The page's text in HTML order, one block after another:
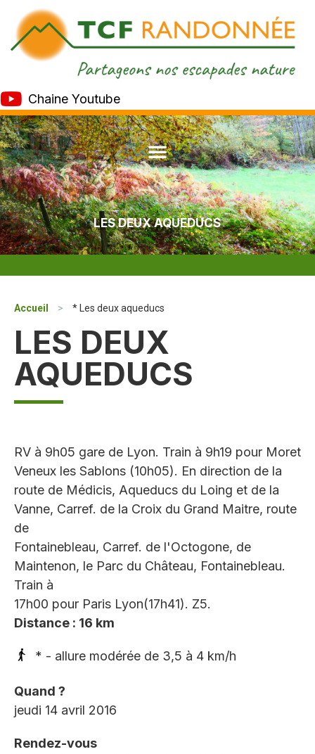
Chaine Youtube
LES DEUX AQUEDUCS
Accueil > * Les deux aqueducs
LES DEUX
AQUEDUCS
RV à 9h05 gare de Lyon. Train à 9h19 pour Moret
Veneux les Sablons (10h05). En direction de la
route de Médicis, Aqueducs du Loing et de la
Vanne, Carref. de la Croix du Grand Maitre, route
de
Fontainebleau, Carref. de l'Octogone, de
Maintenon, le Parc du Château, Fontainebleau.
Train à
17h00 pour Paris Lyon(17h41). Z5.
Distance : 16 km
* - allure modérée de 3,5 à 4 km/h
Quand ?
jeudi 14 avril 2016
Rendez-vous